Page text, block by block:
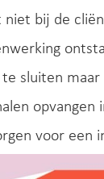
bij de
te sluiten
voor een